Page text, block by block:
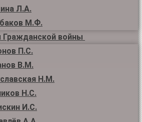
Л.А.
М.Ф.
Гражданской войны
П.С.
В.М.
Н.М.
Н.С.
И.С.